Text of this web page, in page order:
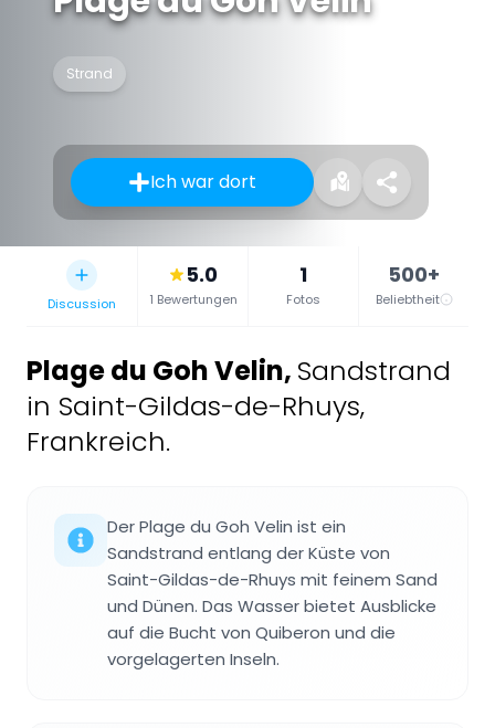
Strand
Ich war dort
Discussion
5.0
1 Bewertungen
1
Fotos
500+
Beliebtheit
Plage du Goh Velin, Sandstrand
in Saint-Gildas-de-Rhuys,
Frankreich.
Der Plage du Goh Velin ist ein
Sandstrand entlang der Küste von
Saint-Gildas-de-Rhuys mit feinem Sand
und Dünen. Das Wasser bietet Ausblicke
auf die Bucht von Quiberon und die
vorgelagerten Inseln.